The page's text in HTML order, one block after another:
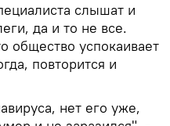
слышат и
да и то не все.
общество успокаивает
повторится и
нет его уже,